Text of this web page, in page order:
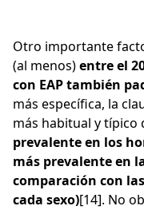
Otro importante
(al menos)entre el
con EAP también
más específica, la
más habitual y típico
prevalente en los
más prevalente en
comparación con
cada sexo)[14]. No